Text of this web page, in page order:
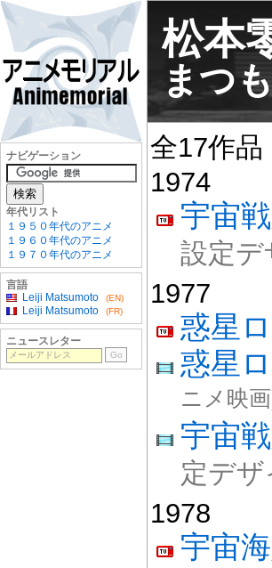
松本
まつ
全17作品
1974
宇宙
設定
1977
惑星
惑星
ニメ映
宇宙
定デザ
1978
宇宙
ナビゲーション
年代リスト
１９５０年代のアニメ
１９６０年代のアニメ
１９７０年代のアニメ
言語
Leiji Matsumoto
(EN)
Leiji Matsumoto (FR)
ニュースレター